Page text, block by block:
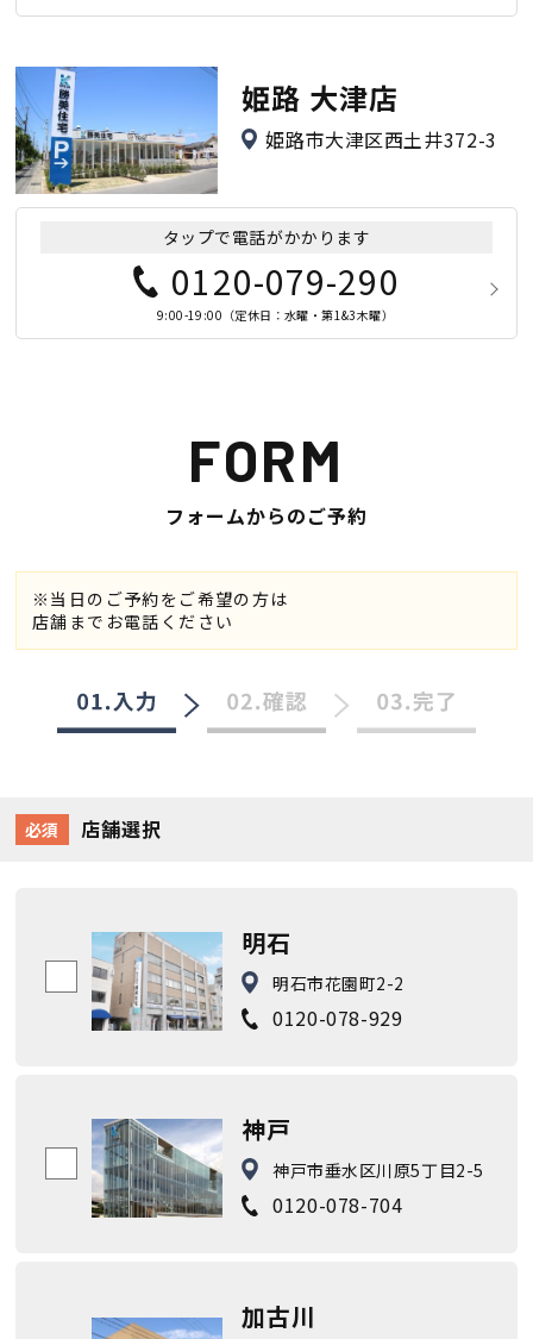
姫路 大津店
姫路市大津区西土井372-3
タップで電話がかかります
0120-079-290
9:00-19:00（定休日：水曜・第1&3木曜）
FORM
フォームからのご予約
※当日のご予約をご希望の方は
店舗までお電話ください
必須 店舗選択
明石
明石市花園町2-2
0120-078-929
神戸
神戸市垂水区川原5丁目2-5
0120-078-704
加古川